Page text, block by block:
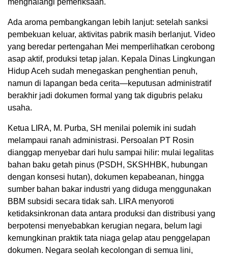
Ada aroma pembangkangan lebih lanjut: setelah sanksi
pembekuan keluar, aktivitas pabrik masih berlanjut. Video
yang beredar pertengahan Mei memperlihatkan cerobong
asap aktif, produksi tetap jalan. Kepala Dinas Lingkungan
Hidup Aceh sudah menegaskan penghentian penuh,
namun di lapangan beda cerita—keputusan administratif
berakhir jadi dokumen formal yang tak digubris pelaku
usaha.
Ketua LIRA, M. Purba, SH menilai polemik ini sudah
melampaui ranah administrasi. Persoalan PT Rosin
dianggap menyebar dari hulu sampai hilir: mulai legalitas
bahan baku getah pinus (PSDH, SKSHHBK, hubungan
dengan konsesi hutan), dokumen kepabeanan, hingga
sumber bahan bakar industri yang diduga menggunakan
BBM subsidi secara tidak sah. LIRA menyoroti
ketidaksinkronan data antara produksi dan distribusi yang
berpotensi menyebabkan kerugian negara, belum lagi
kemungkinan praktik tata niaga gelap atau penggelapan
dokumen. Negara seolah kecolongan di semua lini,